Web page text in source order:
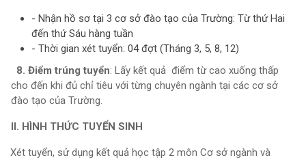
- Nhận hồ sơ tại 3 cơ sở đào tạo của Trường: Từ thứ Hai
đến thứ Sáu hàng tuần
- Thời gian xét tuyển: 04 đợt (Tháng 3, 5, 8, 12)
8. Điểm trúng tuyển: Lấy kết quả điểm từ cao xuống thấp
cho đến khi đủ chỉ tiêu với từng chuyên ngành tại các cơ sở
đào tạo của Trường.
II. HÌNH THỨC TUYỂN SINH
Xét tuyển, sử dụng kết quả học tập 2 môn Cơ sở ngành và